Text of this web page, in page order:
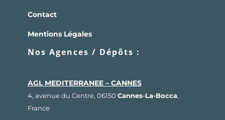
Contact
Mentions Légales
Nos Agences / Dépôts :
AGL MEDITERRANEE – CANNES
4, avenue du Centre, 06150 Cannes-La-Bocca,
France